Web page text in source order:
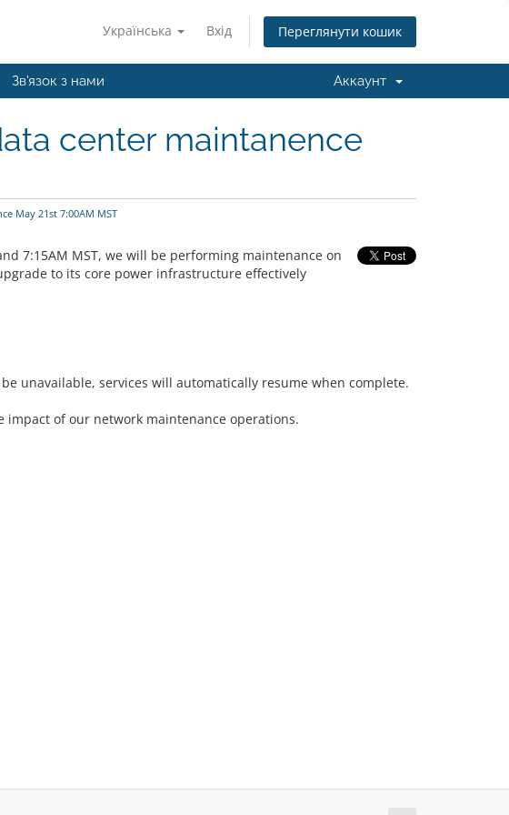
Українська Вхід Переглянути кошик
Зв'язок з нами Аккаунт
center maintanence
May 21st 7:00AM MST
7:15AM MST, we will be performing maintenance on
to its core power infrastructure effectively
unavailable, services will automatically resume when complete.
impact of our network maintenance operations.